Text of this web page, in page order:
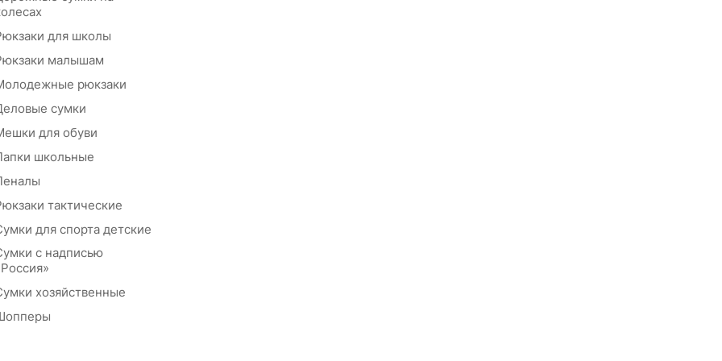
для школы
малышам
рюкзаки
сумки
для обуви
школьные
тактические
для спорта детские
с надписью
хозяйственные